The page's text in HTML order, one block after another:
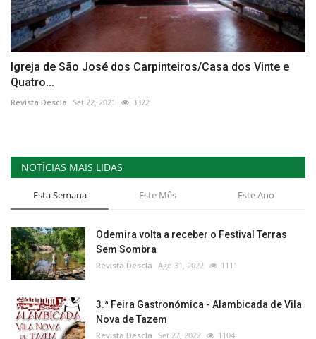
Igreja de São José dos Carpinteiros/Casa dos Vinte e
Quatro...
Revista Descla Set 22, 2021 3372
NOTÍCIAS MAIS LIDAS
Esta Semana Este Mês Este Ano
Odemira volta a receber o Festival Terras
Sem Sombra
Revista Descla Ago 31, 2022 1111
3.ª Feira Gastronómica - Alambicada de Vila
Nova de Tazem
Revista Descla Set 27, 2022 1104